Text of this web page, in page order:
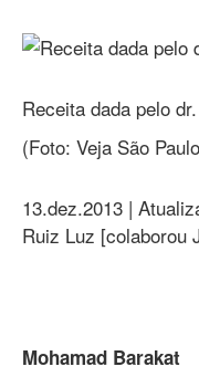
Receita dada pelo
(Foto: Veja São
13.dez.2013 |
Ruiz Luz [colaborou
Mohamad Barakat